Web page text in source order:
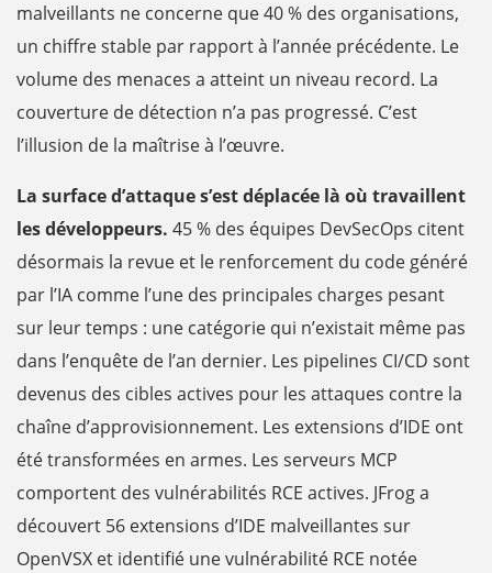
malveillants ne concerne que 40 % des organisations,
un chiffre stable par rapport à l’année précédente. Le
volume des menaces a atteint un niveau record. La
couverture de détection n’a pas progressé. C’est
l’illusion de la maîtrise à l’œuvre.
La surface d’attaque s’est déplacée là où travaillent
les développeurs. 45 % des équipes DevSecOps citent
désormais la revue et le renforcement du code généré
par l’IA comme l’une des principales charges pesant
sur leur temps : une catégorie qui n’existait même pas
dans l’enquête de l’an dernier. Les pipelines CI/CD sont
devenus des cibles actives pour les attaques contre la
chaîne d’approvisionnement. Les extensions d’IDE ont
été transformées en armes. Les serveurs MCP
comportent des vulnérabilités RCE actives. JFrog a
découvert 56 extensions d’IDE malveillantes sur
OpenVSX et identifié une vulnérabilité RCE notée